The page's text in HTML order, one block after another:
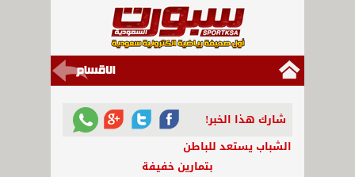
شارك هذا الخبر!
الشباب يستعد للباطن
بتمارين خفيفة